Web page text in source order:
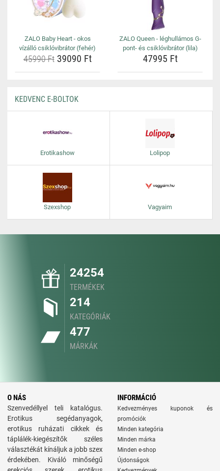
ZALO Baby Heart - okos
vízálló csiklóvibrátor (fehér)
45990 Ft39090 Ft
ZALO Queen - léghullámos G-
pont- és csiklóvibrátor (lila)
47995 Ft
KEDVENC E-BOLTOK
Erotikashow Lolipop
Szexshop Vagyaim
24254
TERMÉKEK
214
KATEGÓRIÁK
477
MÁRKÁK
O NÁS
Szenvedéllyel teli katalógus.
Erotikus segédanyagok,
erotikus ruházati cikkek és
táplálék-kiegészítők széles
választékát kínáljuk a jobb szex
érdekében. Kiváló minőségű
INFORMÁCIÓ
Kedvezményes kuponok és
promóciók
Minden kategória
Minden márka
Minden e-shop
Újdonságok